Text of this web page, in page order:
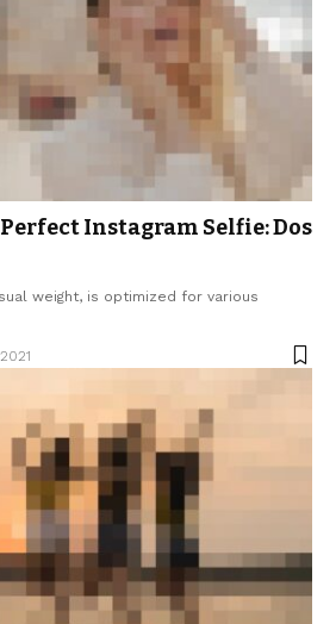
Instagram Selfie: Dos
weight, is optimized for various